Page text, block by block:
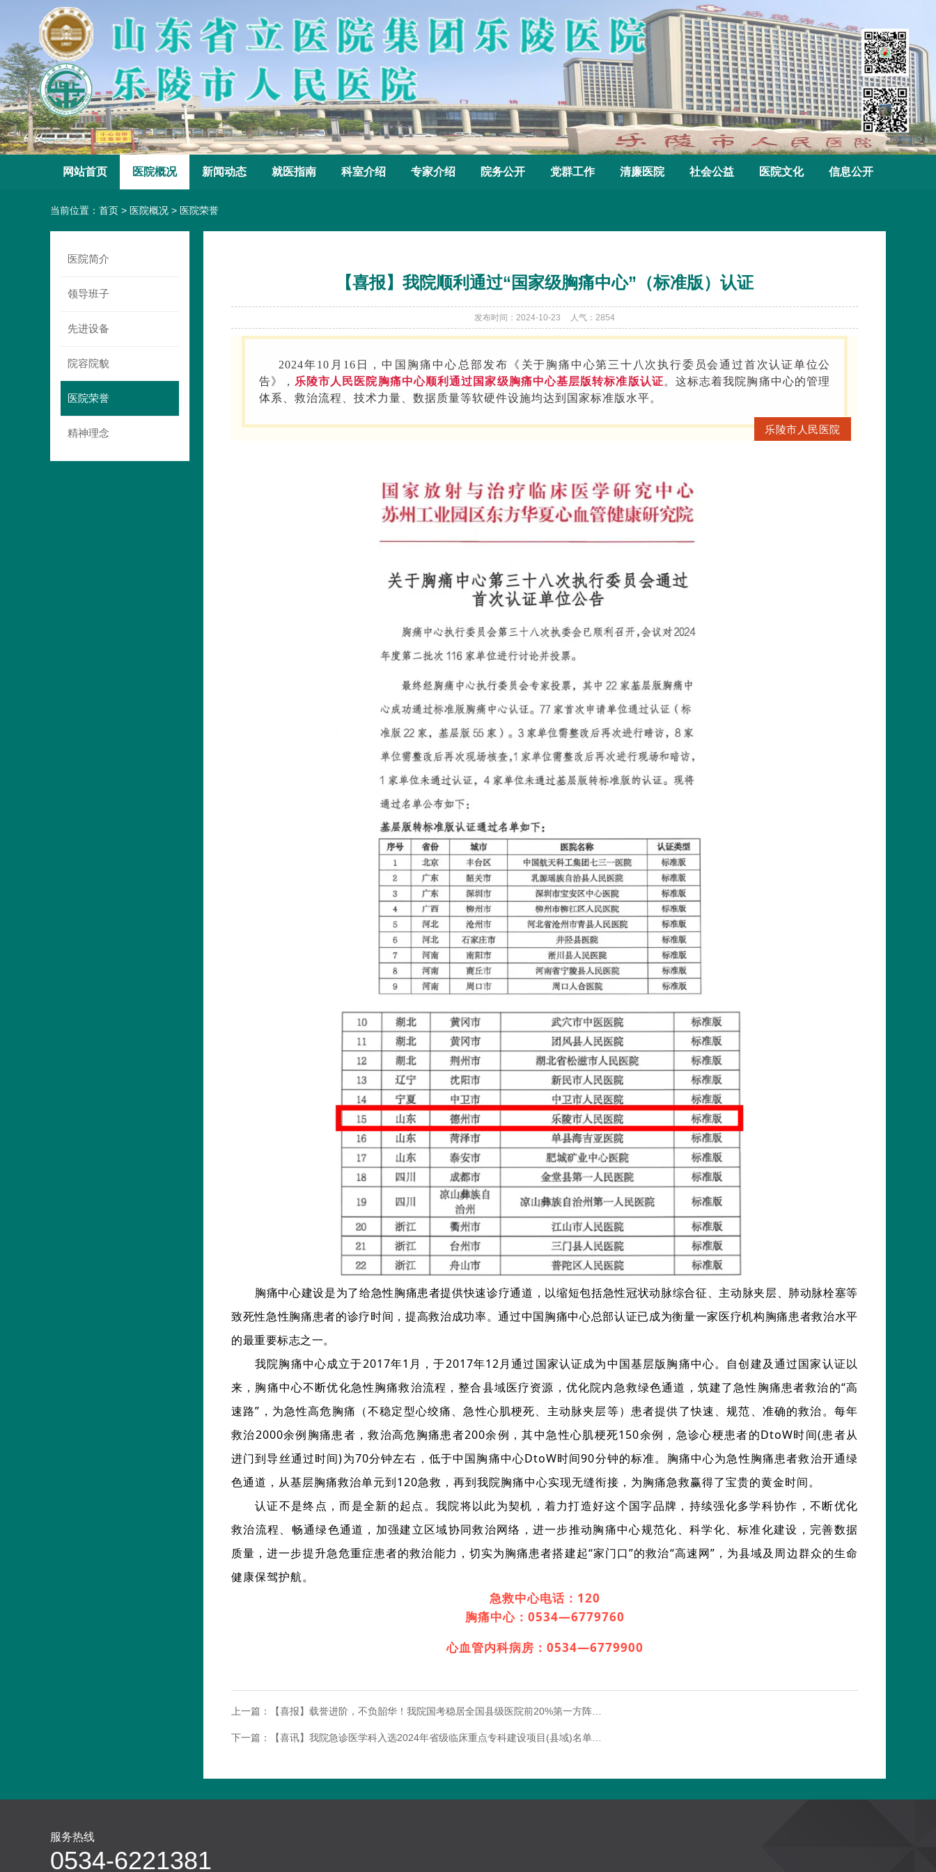
网站首页 医院概况 新闻动态 就医指南 科室介绍 专家介绍 院务公开 党群工作 清廉医院 社会公益 医院文化 信息公开
当前位置： 首页 > 医院概况 > 医院荣誉
医院简介
领导班子
先进设备
院容院貌
医院荣誉
精神理念
【喜报】我院顺利通过“国家级胸痛中心”（标准版）认证
发布时间：2024-10-23 人气： 2854
2024年10月16日，中国胸痛中心总部发布《 关于胸痛中心第三十八次执行委员会通过首次认证单位公
告》 ， 乐陵市人民医院胸痛中心顺利通过国家级胸痛中心基层版转标准版认证。这标志着我院胸痛中心的管理
体系、救治流程、技术力量、数据质量等软硬件设施均达到国家标准版水平。
乐陵市人民医院
胸痛中心建设是为了给急性胸痛患者提供快速诊疗通道，以缩短包括急性冠状动脉综合征、主动脉夹层、肺动脉栓塞等
致死性急性胸痛患者的诊疗时间，提高救治成功率。通过中国胸痛中心总部认证已成为衡量一家医疗机构胸痛患者救治水平
的最重要标志之一。
我院胸痛中心成立于2017年1月，于2017年12月通过国家认证成为中国基层版胸痛中心。自创建及通过国家认证以
来，胸痛中心不断优化急性胸痛救治流程，整合县域医疗资源，优化院内急救绿色通道，筑建了急性胸痛患者救治的“高
速路”，为急性高危胸痛（不稳定型心绞痛、急性心肌梗死、主动脉夹层等）患者提供了快速、规范、准确的救治。每年
救治2000余例胸痛患者，救治高危胸痛患者200余例，其中急性心肌梗死150余例，急诊心梗患者的DtoW时间(患者从
进门到导丝通过时间)为70分钟左右，低于中国胸痛中心DtoW时间90分钟的标准。胸痛中心为急性胸痛患者救治开通绿
色通道，从基层胸痛救治单元到120急救，再到我院胸痛中心实现无缝衔接，为胸痛急救赢得了宝贵的黄金时间。
认证不是终点，而是全新的起点。我院将以此为契机，着力打造好这个国字品牌，持续强化多学科协作，不断优化
救治流程、畅通绿色通道，加强建立区域协同救治网络，进一步推动胸痛中心规范化、科学化、标准化建设，完善数据
质量，进一步提升急危重症患者的救治能力，切实为胸痛患者搭建起“家门口”的救治“高速网”，为县域及周边群众的生命
健康保驾护航。
急救中心电话：120
胸痛中心：0534—6779760
心血管内科病房：0534—6779900
上一篇： 【喜报】载誉进阶，不负韶华！我院国考稳居全国县级医院前20%第一方阵…
下一篇： 【喜讯】我院急诊医学科入选2024年省级临床重点专科建设项目(县域)名单…
服务热线
0534-6221381